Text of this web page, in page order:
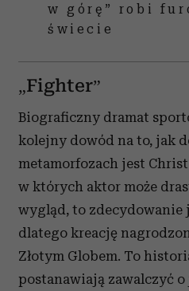
w górę” robi
świecie
„Fighter”
Biograficzny dramat
kolejny dowód na to, jak
metamorfozach jest
w których aktor może
wygląd, to zdecydowanie
dlatego kreację
Złotym Globem. To
postanawiają zawalczyć o